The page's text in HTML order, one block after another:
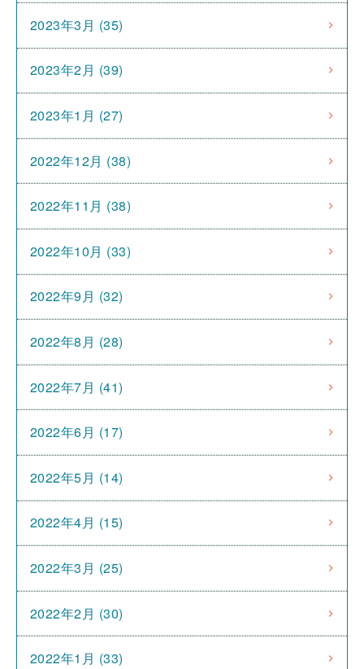
2023年3月 (35)
2023年2月 (39)
2023年1月 (27)
2022年12月 (38)
2022年11月 (38)
2022年10月 (33)
2022年9月 (32)
2022年8月 (28)
2022年7月 (41)
2022年6月 (17)
2022年5月 (14)
2022年4月 (15)
2022年3月 (25)
2022年2月 (30)
2022年1月 (33)